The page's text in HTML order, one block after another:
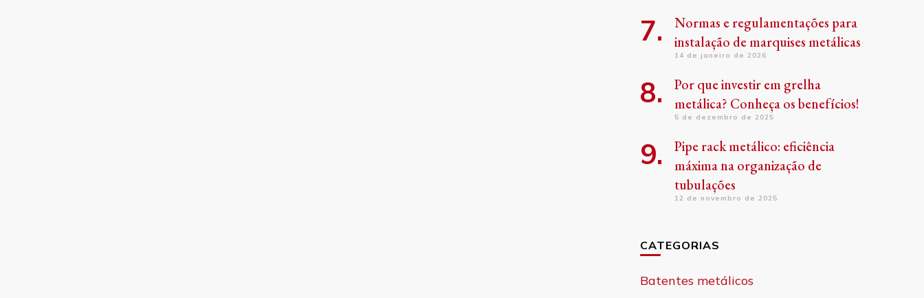
Normas e regulamentações para
instalação de marquises metálicas
14 de janeiro de 2026
Por que investir em grelha
metálica? Conheça os benefícios!
5 de dezembro de 2025
Pipe rack metálico: eficiência
máxima na organização de
tubulações
12 de novembro de 2025
CATEGORIAS
Batentes metálicos